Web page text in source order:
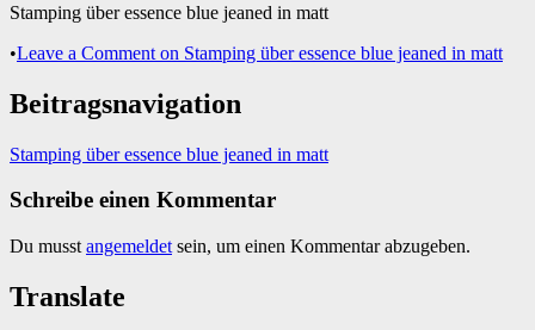
Stamping über essence blue jeaned in matt
•Leave a Comment on Stamping über essence blue jeaned in matt
Beitragsnavigation
Stamping über essence blue jeaned in matt
Schreibe einen Kommentar
Du musst angemeldet sein, um einen Kommentar abzugeben.
Translate